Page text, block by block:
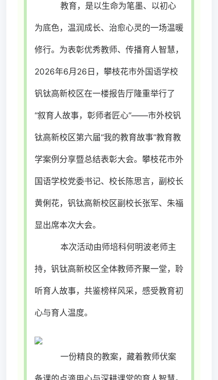
教育，是以生命为笔墨、以初心
为底色，温润成长、治愈心灵的一场温暖
修行。为表彰优秀教师、传播育人智慧，
2026年6月26日，攀枝花市外国语学校
钒钛高新校区在一楼报告厅隆重举行了
“叙育人故事，彰师者匠心”——市外校钒
钛高新校区第六届“我的教育故事”教育教
学案例分享暨总结表彰大会。 攀枝花市外
国语学校党委书记、校长陈思言，副校长
黄俐花，钒钛高新校区副校长张军、朱福
显出席本次大会。
本次活动由师培科何明波老师主
持，钒钛高新校区全体教师齐聚一堂，聆
听育人故事，共鉴榜样风采，感受教育初
心与育人温度。
一份精良的教案，藏着教师伏案